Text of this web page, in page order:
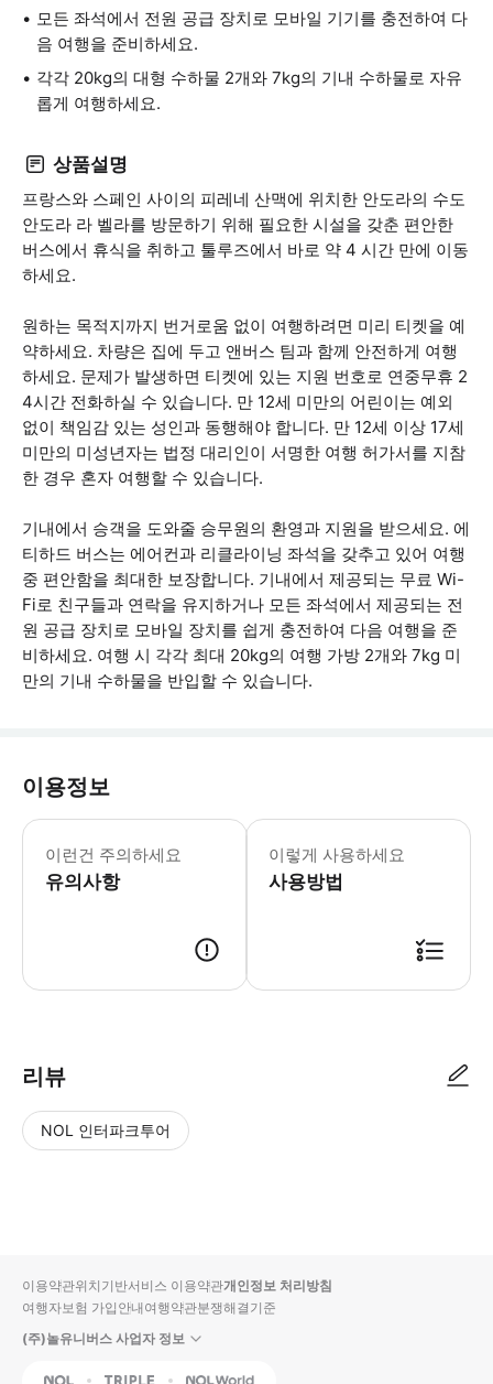
모든 좌석에서 전원 공급 장치로 모바일 기기를 충전하여 다
음 여행을 준비하세요.
각각 20kg의 대형 수하물 2개와 7kg의 기내 수하물로 자유
롭게 여행하세요.
상품설명
프랑스와 스페인 사이의 피레네 산맥에 위치한 안도라의 수도
안도라 라 벨라를 방문하기 위해 필요한 시설을 갖춘 편안한
버스에서 휴식을 취하고 툴루즈에서 바로 약 4 시간 만에 이동
하세요.
원하는 목적지까지 번거로움 없이 여행하려면 미리 티켓을 예
약하세요. 차량은 집에 두고 앤버스 팀과 함께 안전하게 여행
하세요. 문제가 발생하면 티켓에 있는 지원 번호로 연중무휴 2
4시간 전화하실 수 있습니다. 만 12세 미만의 어린이는 예외
없이 책임감 있는 성인과 동행해야 합니다. 만 12세 이상 17세
미만의 미성년자는 법정 대리인이 서명한 여행 허가서를 지참
한 경우 혼자 여행할 수 있습니다.
기내에서 승객을 도와줄 승무원의 환영과 지원을 받으세요. 에
티하드 버스는 에어컨과 리클라이닝 좌석을 갖추고 있어 여행
중 편안함을 최대한 보장합니다. 기내에서 제공되는 무료 Wi-
Fi로 친구들과 연락을 유지하거나 모든 좌석에서 제공되는 전
원 공급 장치로 모바일 장치를 쉽게 충전하여 다음 여행을 준
비하세요. 여행 시 각각 최대 20kg의 여행 가방 2개와 7kg 미
만의 기내 수하물을 반입할 수 있습니다.
이용정보
이런건 주의하세요
유의사항
* 소요시간 : 225분 (옵션에 따라 소
이렇게 사용하세요
사용방법
리뷰
NOL 인터파크투어
입니
다.
순
상
이용약관위치기반서비스 이용약관개인정보 처리방침
여행자보험 가입안내여행약관분쟁해결기준
(주)놀유니버스 사업자 정보